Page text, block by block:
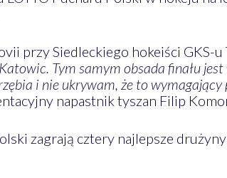
przy Siedleckiego hokeiści GKS-u
Tym samym obsada finału
i nie ukrywam, że to
napastnik tyszan Filip
zagrają cztery najlepsze